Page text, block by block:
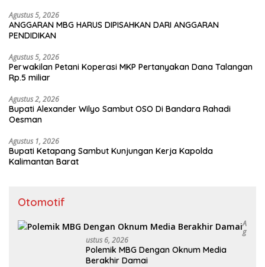
Agustus 5, 2026
ANGGARAN MBG HARUS DIPISAHKAN DARI ANGGARAN
PENDIDIKAN
Agustus 5, 2026
Perwakilan Petani Koperasi MKP Pertanyakan Dana Talangan
Rp.5 miliar
Agustus 2, 2026
Bupati Alexander Wilyo Sambut OSO Di Bandara Rahadi
Oesman
Agustus 1, 2026
Bupati Ketapang Sambut Kunjungan Kerja Kapolda
Kalimantan Barat
Otomotif
A
G
Ustus 6, 2026
Polemik MBG Dengan Oknum Media
Berakhir Damai